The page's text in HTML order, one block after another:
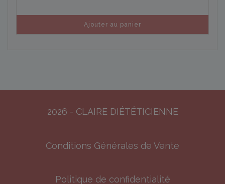
Ajouter au panier
2026 - CLAIRE DIÉTÉTICIENNE
Conditions Générales de Vente
Politique de confidentialité